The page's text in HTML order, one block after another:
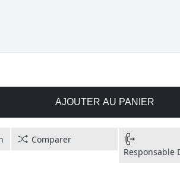
AJOUTER AU PANIER
Comparer
Responsable